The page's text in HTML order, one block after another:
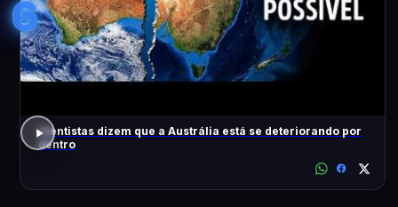
6
Cientistas dizem que a Austrália está se deteriorando por
dentro